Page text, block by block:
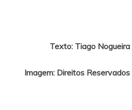
Texto: Tiago Nogueira
Imagem: Direitos Reservados